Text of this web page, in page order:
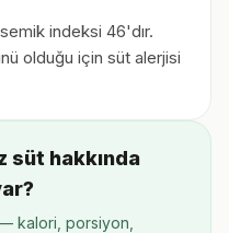
indeksi 46'dır.
olduğu için süt alerjisi
süt hakkında
kalori, porsiyon,